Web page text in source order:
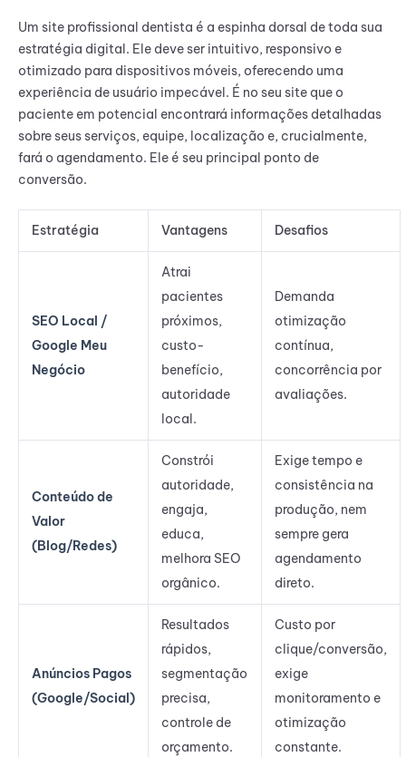
Um site profissional dentista é a espinha dorsal de toda sua
estratégia digital. Ele deve ser intuitivo, responsivo e
otimizado para dispositivos móveis, oferecendo uma
experiência de usuário impecável. É no seu site que o
paciente em potencial encontrará informações detalhadas
sobre seus serviços, equipe, localização e, crucialmente,
fará o agendamento. Ele é seu principal ponto de
conversão.
Estratégia Vantagens Desafios
SEO Local /
Google Meu
Negócio
Atrai
pacientes
próximos,
custo-
benefício,
autoridade
local.
Demanda
otimização
contínua,
concorrência por
avaliações.
Conteúdo de
Valor
(Blog/Redes)
Constrói
autoridade,
engaja,
educa,
melhora SEO
orgânico.
Exige tempo e
consistência na
produção, nem
sempre gera
agendamento
direto.
Anúncios Pagos
(Google/Social)
Resultados
rápidos,
segmentação
precisa,
controle de
orçamento.
Custo por
clique/conversão,
exige
monitoramento e
otimização
constante.